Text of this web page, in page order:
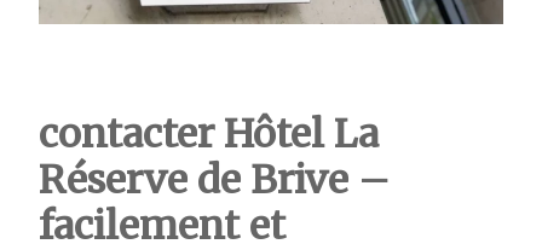
contacter Hôtel La
Réserve de Brive –
facilement et